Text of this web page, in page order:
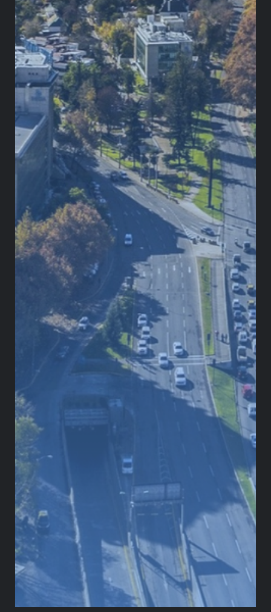
La proliferación de los acuerdos bilaterales de
inversión en América Latina ha respondido a la
necesidad de atraer inversión extranjera que
contribuya al desarrollo de los países. La inclusión
del arbitraje de inversión en dichos acuerdos se
convierte, a su vez, en una garantía para los
inversionistas que desconfían de los jueces locales.
Así, en teoría, se establece un equilibrio y una
situación de beneficio mutuo entre la nación
anfitriona y los inversionistas.
Es indudable que los proyectos mineros generan
recursos para los Estados bajo la forma de regalías
y generan empleos directos e indirectos. Se ha
señalado, por ejemplo, que Minera Panamá
producía más de
7.000 empleos
y que los recursos
aportados representaban el5 % del PIB del país.
inería en Panamá Foto. Luis Acosta
Reglas claras
Es importante que frente a inversiones de gran
magnitud como las que suponen los proyectos
mineros y extractivos, las reglas estén claras entre
las partes y que los países establezcan un marco
legal que ofrezca unos mínimos de seguridad para
las empresas.
Sin embargo, hace ya varios años las legislaciones